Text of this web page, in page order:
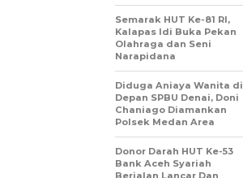
Semarak HUT Ke-81 RI,
Kalapas Idi Buka Pekan
Olahraga dan Seni
Narapidana
Diduga Aniaya Wanita di
Depan SPBU Denai, Doni
Chaniago Diamankan
Polsek Medan Area
Donor Darah HUT Ke-53
Bank Aceh Syariah
Berjalan Lancar Dan